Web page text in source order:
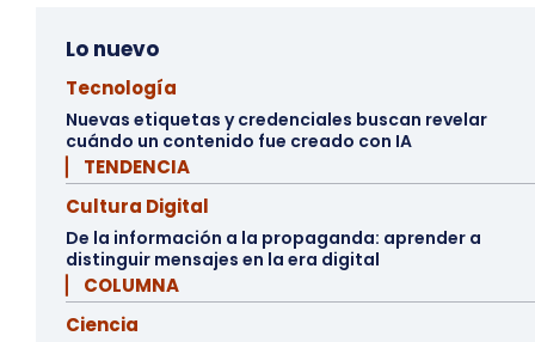
Lo nuevo
Tecnología
Nuevas etiquetas y credenciales buscan revelar
cuándo un contenido fue creado con IA
▏ TENDENCIA
Cultura Digital
De la información a la propaganda: aprender a
distinguir mensajes en la era digital
▏ COLUMNA
Ciencia